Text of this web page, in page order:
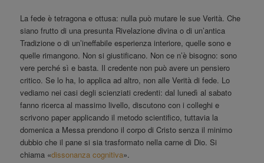
La fede è tetragona e ottusa: nulla può mutare le sue Verità. Che
siano frutto di una presunta Rivelazione divina o di un’antica
Tradizione o di un’ineffabile esperienza interiore, quelle sono e
quelle rimangono. Non si giustificano. Non ce n’è bisogno: sono
vere perché sì e basta. Il credente non può avere un pensiero
critico. Se lo ha, lo applica ad altro, non alle Verità di fede. Lo
vediamo nei casi degli scienziati credenti: dal lunedì al sabato
fanno ricerca al massimo livello, discutono con i colleghi e
scrivono paper applicando il metodo scientifico, tuttavia la
domenica a Messa prendono il corpo di Cristo senza il minimo
dubbio che il pane si sia trasformato nella carne di Dio. Si
chiama «dissonanza cognitiva».